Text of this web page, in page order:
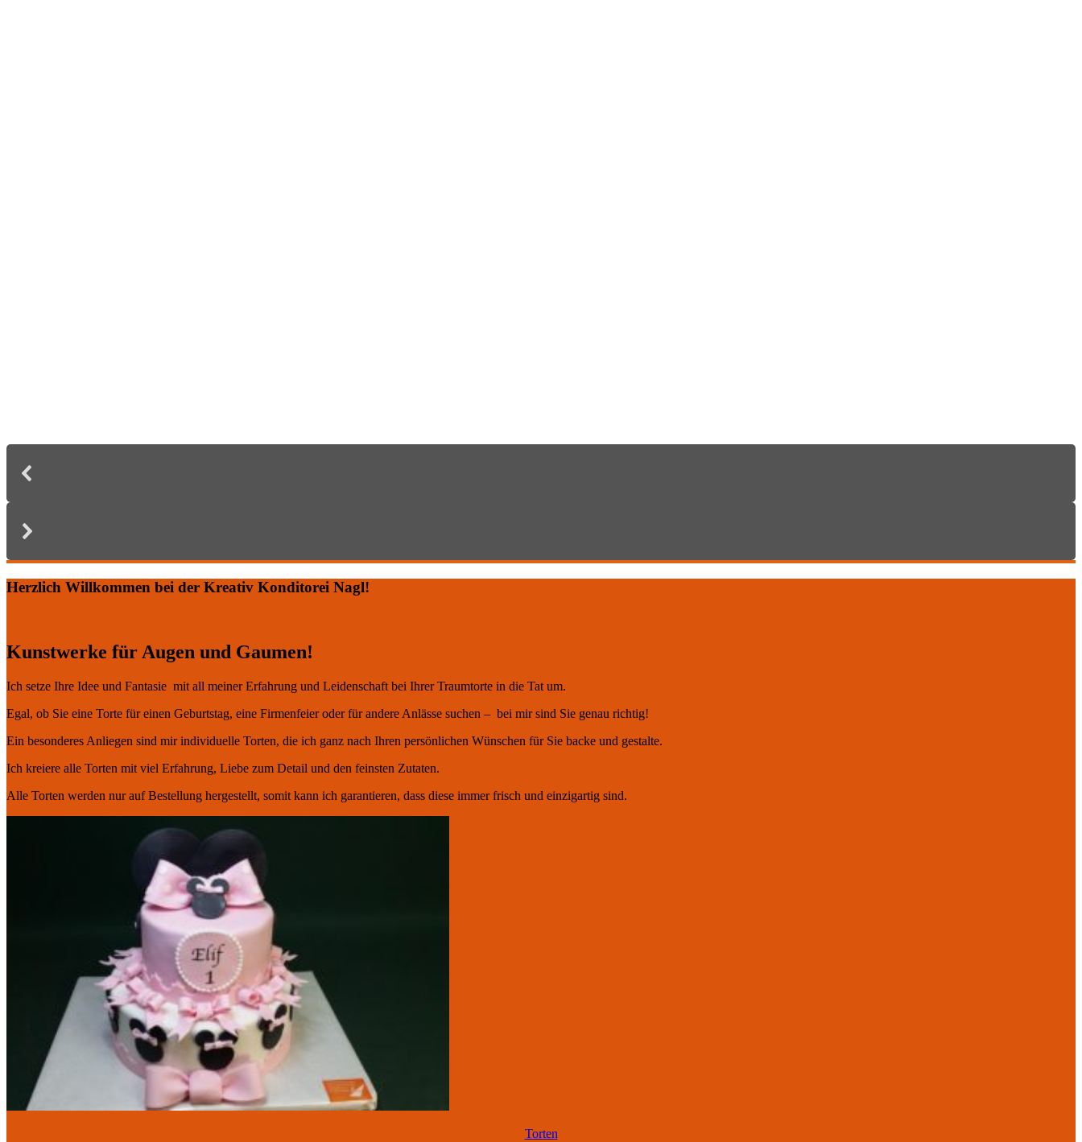
Herzlich Willkommen bei der Kreativ Konditorei Nagl!
Kunstwerke für Augen und Gaumen!
Ich setze Ihre Idee und Fantasie mit all meiner Erfahrung und Leidenschaft bei Ihrer Traumtorte in die Tat um.
Egal, ob Sie eine Torte für einen Geburtstag, eine Firmenfeier oder für andere Anlässe suchen – bei mir sind Sie genau richtig!
Ein besonderes Anliegen sind mir individuelle Torten, die ich ganz nach Ihren persönlichen Wünschen für Sie backe und gestalte.
Ich kreiere alle Torten mit viel Erfahrung, Liebe zum Detail und den feinsten Zutaten.
Alle Torten werden nur auf Bestellung hergestellt, somit kann ich garantieren, dass diese immer frisch und einzigartig sind.
Torten